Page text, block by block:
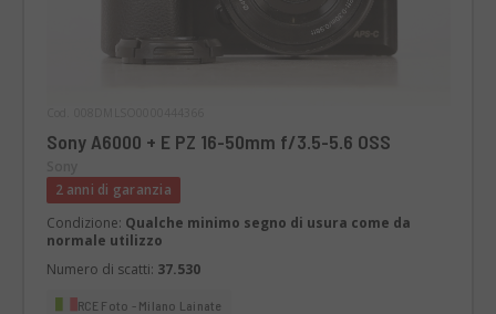
Sony A6000 + E PZ 16-50mm f/3.5-5.6 OSS
2 anni di garanzia
Condizione: Qualche minimo segno di usura come da
normale utilizzo
Numero di scatti: 37.530
RCE Foto - Milano Lainate